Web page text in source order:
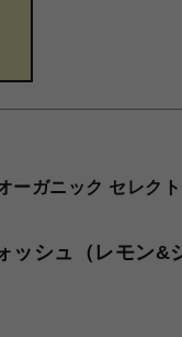
ーガニック セレクト
ッシュ（レモン&